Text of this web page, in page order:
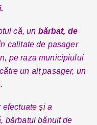
că, un bărbat, de
calitate de pasager
pe raza municipiului
un alt pasager, un
efectuate și a
bărbatul bănuit de